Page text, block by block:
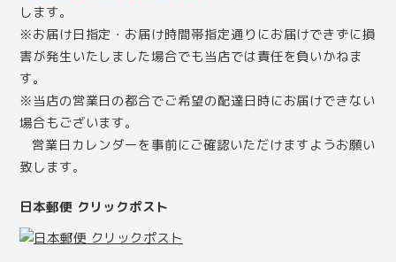
します。
※お届け日指定・お届け時間帯指定通りにお届けできずに損
害が発生いたしました場合でも当店では責任を負いかねま
す。
※当店の営業日の都合でご希望の配達日時にお届けできない
場合もございます。
営業日カレンダーを事前にご確認いただけますようお願い
致します。
日本郵便 クリックポスト